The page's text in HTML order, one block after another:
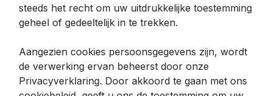
steeds het recht om uw uitdrukkelijke toestemming
geheel of gedeeltelijk in te trekken.
Aangezien cookies persoonsgegevens zijn, wordt
de verwerking ervan beheerst door onze
Privacyverklaring. Door akkoord te gaan met ons